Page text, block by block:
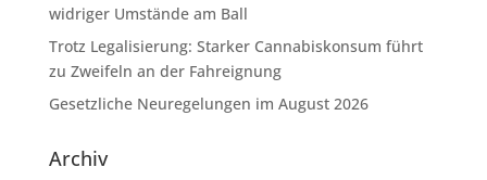
widriger Umstände am Ball
Trotz Legalisierung: Starker Cannabiskonsum führt
zu Zweifeln an der Fahreignung
Gesetzliche Neuregelungen im August 2026
Archiv